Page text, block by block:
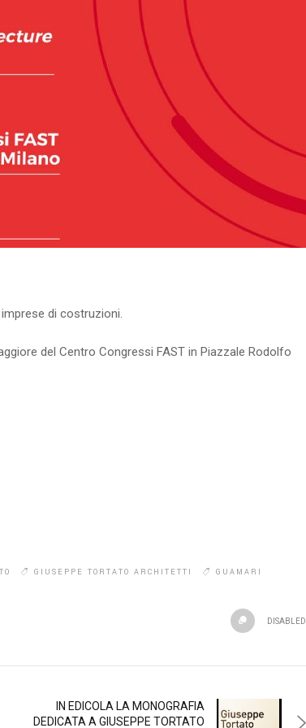
di costruzioni.
del Centro Congressi FAST in Piazzale Rodolfo
GIUSEPPE TORTATO ARCHITETTI GUAMARI
DISABLED
IN EDICOLA LA MONOGRAFIA
DEDICATA A GIUSEPPE TORTATO